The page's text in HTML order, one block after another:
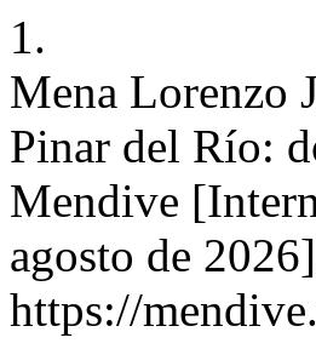
1.
Mena Lorenzo
Pinar del Río:
Mendive
agosto de
https://